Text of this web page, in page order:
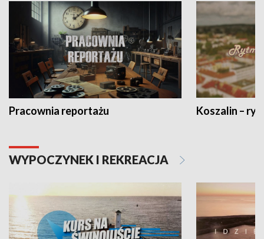
Pracownia reportażu Koszalin –
WYPOCZYNEK I REKREACJA